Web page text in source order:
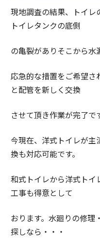
現地調査の結果、トイレ
トイレタンクの底側
の亀裂がありそこから水
応急的な措置をご希望さ
と配管を新しく交換
させて頂き作業が完了で
今現在、洋式トイレが主
換も対応可能です。
和式トイレから洋式トイ
工事も得意として
おります。水廻りの修理
探しなら・・・